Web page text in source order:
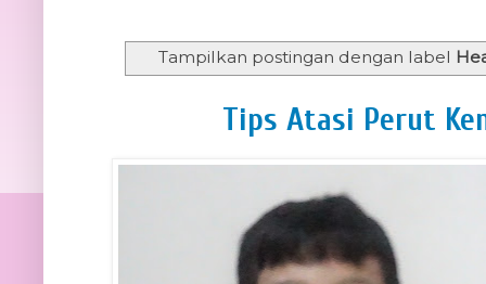
Tampilkan postingan dengan label
Tips Atasi Perut